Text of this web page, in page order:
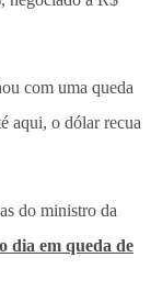
com uma queda
aqui, o dólar recua
do ministro da
dia em queda de